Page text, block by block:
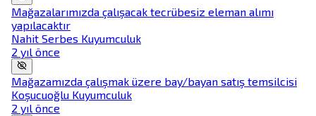
Mağazalarımızda çalışacak tecrübesiz eleman alımı
yapılacaktır
Nahit Serbes Kuyumculuk
2 yıl önce
Mağazamızda çalışmak üzere bay/bayan satış temsilcisi
Koşucuoğlu Kuyumculuk
2 yıl önce